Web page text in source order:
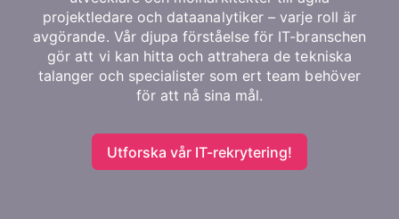
projektledare och dataanalytiker – varje roll är
avgörande. Vår djupa förståelse för IT-branschen
gör att vi kan hitta och attrahera de tekniska
talanger och specialister som ert team behöver
för att nå sina mål.
Utforska vår IT-rekrytering!